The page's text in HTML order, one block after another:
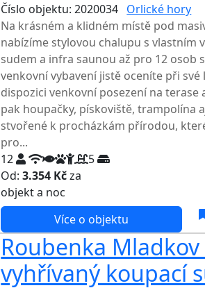
Číslo objektu: 2020034 Orlické hory
Na krásném a klidném místě pod
nabízíme stylovou chalupu s vlastním
sudem a infra saunou až pro 12 osob
venkovní vybavení jistě oceníte při
dispozici venkovní posezení na
pak houpačky, pískoviště, trampolína
stvořené k procházkám přírodou,
pro...
12
5
Od:3.354 Kčza
objekt a noc
Více o objektu
Roubenka
vyhřívaný koupací